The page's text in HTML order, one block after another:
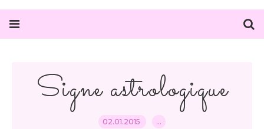
Signe astrologique
02.01.2015 …